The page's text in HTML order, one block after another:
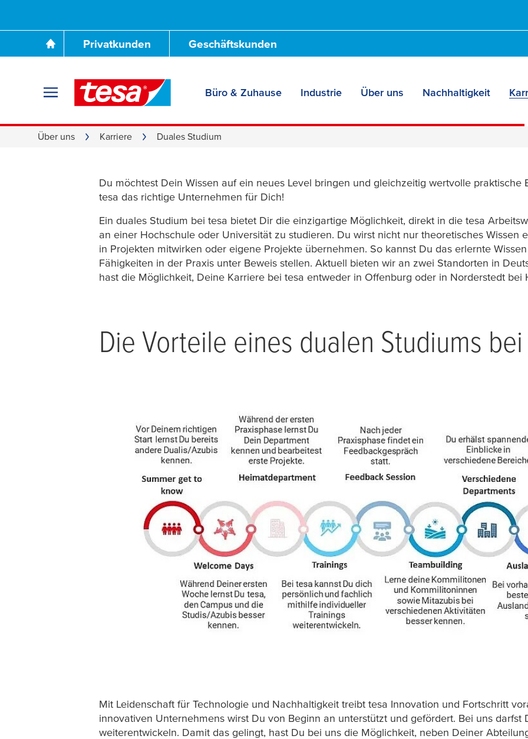
Privatkunden Geschäftskunden
Büro & Zuhause Industrie Über uns Nachhaltigkeit
Über uns Karriere Duales Studium
Duales Studium
Du möchtest Dein Wissen auf ein neues Level bringen und gleichzeitig wertvolle praktische
tesa das richtige Unternehmen für Dich!
Ein duales Studium bei tesa bietet Dir die einzigartige Möglichkeit, direkt in die tesa
an einer Hochschule oder Universität zu studieren. Du wirst nicht nur theoretisches Wissen
in Projekten mitwirken oder eigene Projekte übernehmen. So kannst Du das erlernte
Fähigkeiten in der Praxis unter Beweis stellen. Aktuell bieten wir an zwei Standorten in
hast die Möglichkeit, Deine Karriere bei tesa entweder in Offenburg oder in Norderstedt bei
Die Vorteile eines dualen Studiums
Mit Leidenschaft für Technologie und Nachhaltigkeit treibt tesa Innovation und Fortschritt
innovativen Unternehmens wirst Du von Beginn an unterstützt und gefördert. Bei uns darfst
weiterentwickeln. Damit das gelingt, hast Du bei uns die Möglichkeit, neben Deiner